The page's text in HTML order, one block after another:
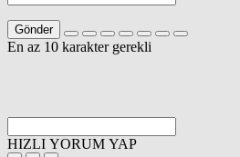
Gönder
En az 10 karakter gerekli
HIZLI YORUM YAP